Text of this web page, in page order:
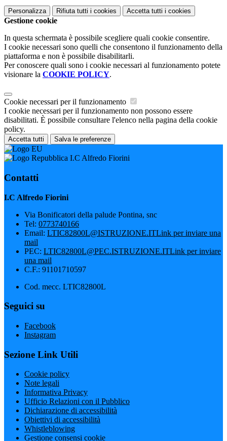
Personalizza Rifiuta tutti i cookies Accetta tutti i cookies
Gestione cookie
In questa schermata è possibile scegliere quali cookie consentire.
I cookie necessari sono quelli che consentono il funzionamento della
piattaforma e non è possibile disabilitarli.
Per conoscere quali sono i cookie necessari al funzionamento potete
visionare la COOKIE POLICY.
Cookie necessari per il funzionamento
I cookie necessari per il funzionamento non possono essere
disabilitati. È possibile consultare l'elenco nella pagina della cookie
policy.
Accetta tutti Salva le preferenze
I.C Alfredo Fiorini
Contatti
I.C Alfredo Fiorini
Via Bonificatori della palude Pontina, snc
Tel: 0773740166
Email: LTIC82800L@ISTRUZIONE.ITLink per inviare una
mail
PEC: LTIC82800L@PEC.ISTRUZIONE.ITLink per inviare
una mail
C.F.: 91101710597
Cod. mecc. LTIC82800L
Seguici su
Facebook
Instagram
Sezione Link Utili
Cookie policy
Note legali
Informativa Privacy
Ufficio Relazioni con il Pubblico
Dichiarazione di accessibilità
Obiettivi di accessibilità
Whistleblowing
Gestione consensi cookie